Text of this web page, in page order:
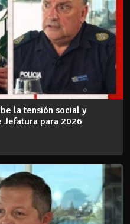
la tensión social y
Jefatura para 2026